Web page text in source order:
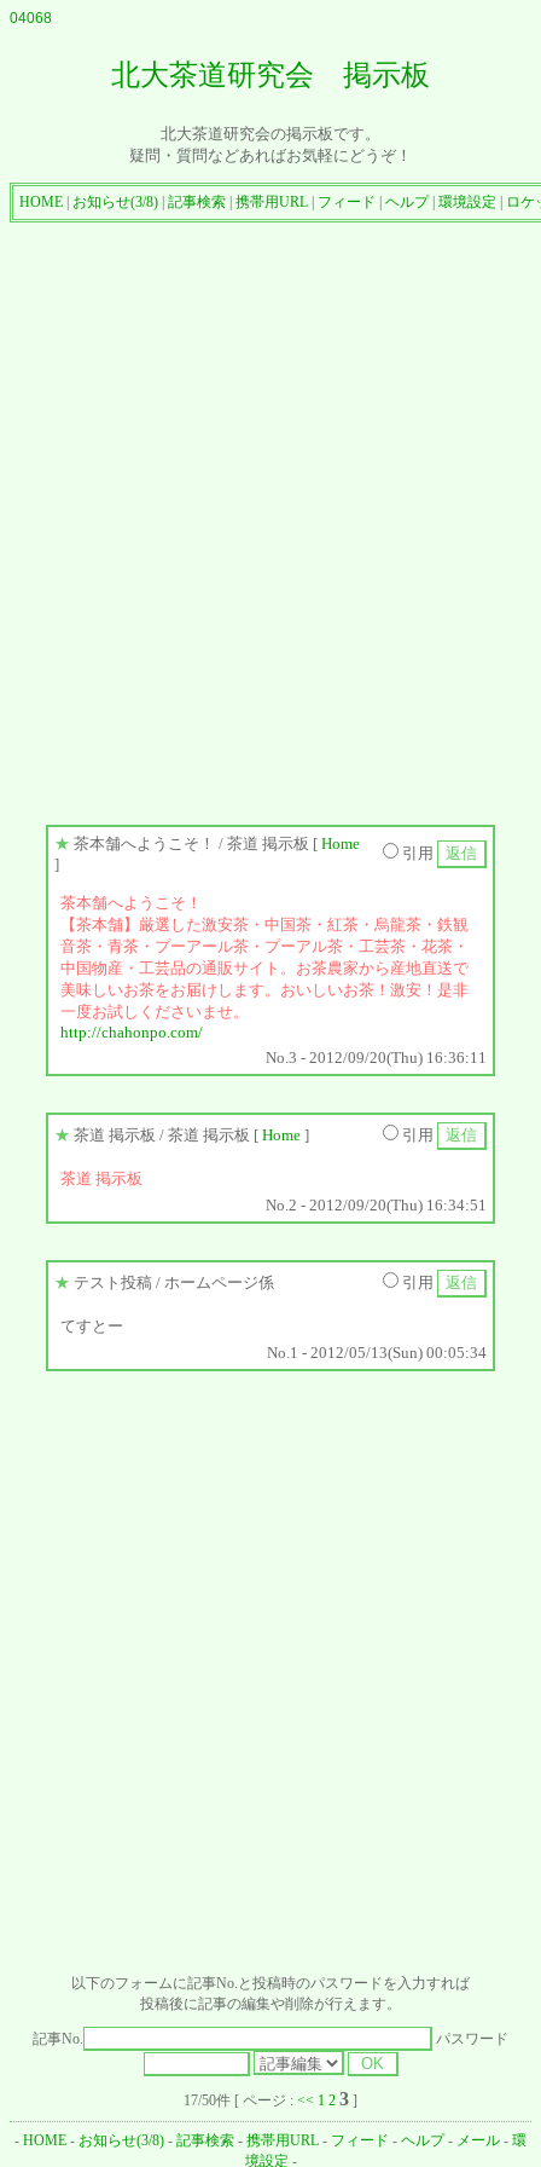
04068
北大茶道研究会 掲示板
北大茶道研究会の掲示板です。
疑問・質問などあればお気軽にどうぞ！
HOME お知らせ(3/8) 記事検索 携帯用URL フィード ヘルプ| 環境設定 ロケ
★ 茶本舗へようこそ！ / 茶道 掲示板 [ Home
]
引用
茶本舗へようこそ！
【茶本舗】厳選した激安茶・中国茶・紅茶・烏龍茶・鉄観
音茶・青茶・プーアール茶・プーアル茶・工芸茶・花茶・
中国物産・工芸品の通販サイト。お茶農家から産地直送で
美味しいお茶をお届けします。おいしいお茶！激安！是非
一度お試しくださいませ。
http://chahonpo.com/
No.3 - 2012/09/20(Thu) 16:36:11
★ 茶道 掲示板 / 茶道 掲示板 [ Home ] 引用
茶道 掲示板
No.2 - 2012/09/20(Thu) 16:34:51
★ テスト投稿 / ホームページ係 引用
てすとー
No.1 - 2012/05/13(Sun) 00:05:34
以下のフォームに記事No.と投稿時のパスワードを入力すれば
投稿後に記事の編集や削除が行えます。
記事No. パスワード
17/50件 [ ページ : << 1 2 3 ]
- HOME - お知らせ(3/8) - 記事検索 - 携帯用URL - フィード - ヘルプ- メール - 環
境設定 -